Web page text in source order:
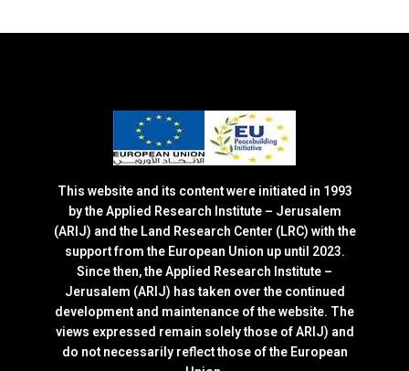
This website and its content were initiated in 1993
by the Applied Research Institute – Jerusalem
(ARIJ) and the Land Research Center (LRC) with the
support from the European Union up until 2023.
Since then, the Applied Research Institute –
Jerusalem (ARIJ) has taken over the continued
development and maintenance of the website. The
views expressed remain solely those of ARIJ) and
do not necessarily reflect those of the European